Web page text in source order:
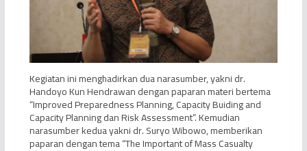
Kegiatan ini menghadirkan dua narasumber, yakni dr.
Handoyo Kun Hendrawan dengan paparan materi bertema
“Improved Preparedness Planning, Capacity Buiding and
Capacity Planning dan Risk Assessment”. Kemudian
narasumber kedua yakni dr. Suryo Wibowo, memberikan
paparan dengan tema “The Important of Mass Casualty